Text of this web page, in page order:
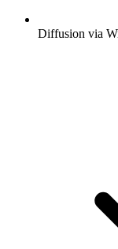
Diffusion via